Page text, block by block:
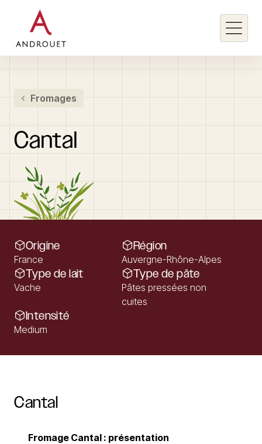
Rechercher un mot clé
Fromages
Cantal
Origine
France
Région
Auvergne-Rhône-Alpes
Type de lait
Vache
Type de pâte
Pâtes pressées non
cuites
Intensité
Medium
Cantal
Fromage Cantal : présentation